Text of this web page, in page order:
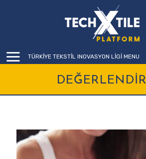
TÜRKİYE TEKSTİL INOVASYON LİGİ MENU